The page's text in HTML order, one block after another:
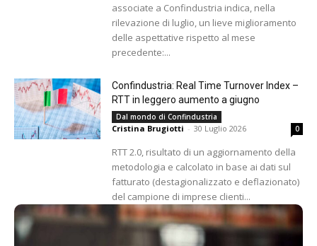
associate a Confindustria indica, nella
rilevazione di luglio, un lieve miglioramento
delle aspettative rispetto al mese
precedente:...
Confindustria: Real Time Turnover Index –
RTT in leggero aumento a giugno
Dal mondo di Confindustria
Cristina Brugiotti - 30 Luglio 2026 0
RTT 2.0, risultato di un aggiornamento della
metodologia e calcolato in base ai dati sul
fatturato (destagionalizzato e deflazionato)
del campione di imprese clienti...